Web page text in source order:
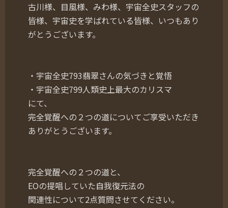
古川様、目風様、みわ様、宇宙全史スタッフの
皆様、宇宙史を学ばれている皆様、いつもあり
がとうございます。
・宇宙全史793翡翠さんの気づきと覚悟
・宇宙全史799人類史上最大のカリスマ
にて、
完全覚醒への２つの道についてご享受いただき
ありがとうございます。
完全覚醒への２つの道と、
EOの提唱していた自我復元法の
関連性について2点質問させてください。